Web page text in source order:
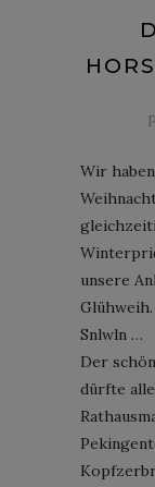
Wir
unsere
Snlwln …
Der
dürfte